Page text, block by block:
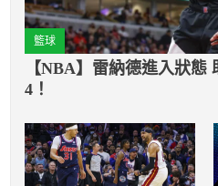
籃球
【NBA】雷納德進入狀態
4！